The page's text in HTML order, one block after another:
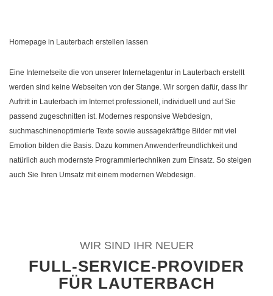
Homepage in Lauterbach erstellen lassen
Eine Internetseite die von unserer Internetagentur in Lauterbach erstellt
werden sind keine Webseiten von der Stange. Wir sorgen dafür, dass Ihr
Auftritt in Lauterbach im Internet professionell, individuell und auf Sie
passend zugeschnitten ist. Modernes responsive Webdesign,
suchmaschinenoptimierte Texte sowie aussagekräftige Bilder mit viel
Emotion bilden die Basis. Dazu kommen Anwenderfreundlichkeit und
natürlich auch modernste Programmiertechniken zum Einsatz. So steigen
auch Sie Ihren Umsatz mit einem modernen Webdesign.
WIR SIND IHR NEUER
FULL-SERVICE-PROVIDER
FÜR LAUTERBACH